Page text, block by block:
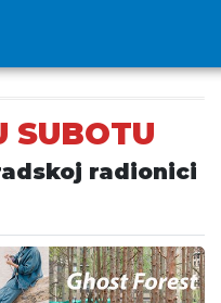
SUBOTU
radionici